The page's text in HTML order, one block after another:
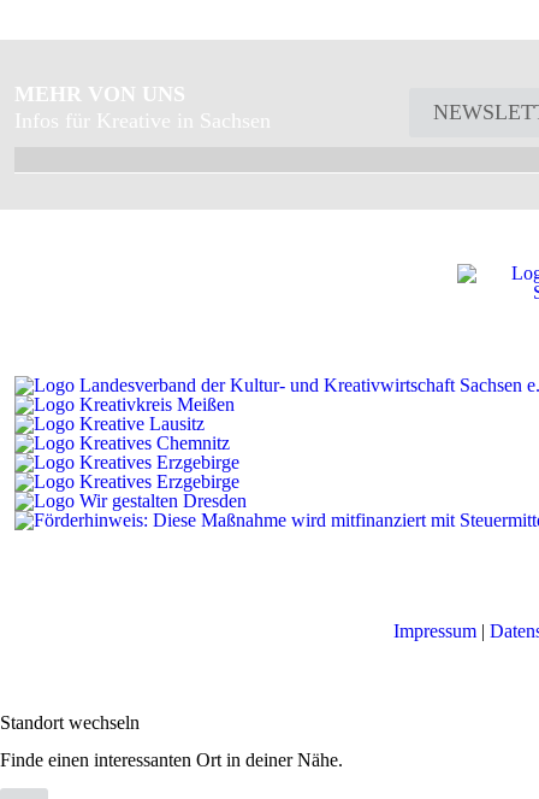
MEHR VON UNS
Infos für Kreative in Sachsen
Impressum |
Standort wechseln
Finde einen interessanten Ort in deiner Nähe.